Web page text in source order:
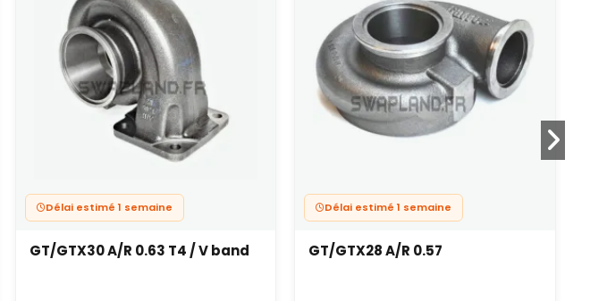
Délai estimé 1 semaine
GT/GTX30 A/R 0.63 T4 / V band
Délai estimé 1 semaine
GT/GTX28 A/R 0.57